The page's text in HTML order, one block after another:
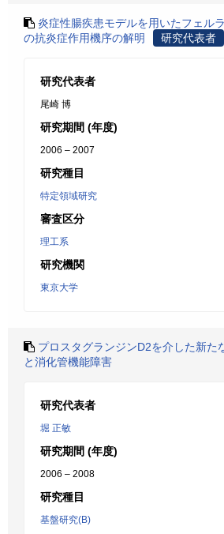
炎症性腸疾患モデルを用いたフェル
の抗炎症作用機序の解明
研究代表者
研究代表者
尾崎 博
研究期間 (年度)
2006 – 2007
研究種目
特定領域研究
審査区分
理工系
研究機関
東京大学
プロスタグランジンD2を介した新た
と消化管機能障害
研究代表者
堀 正敏
研究期間 (年度)
2006 – 2008
研究種目
基盤研究(B)